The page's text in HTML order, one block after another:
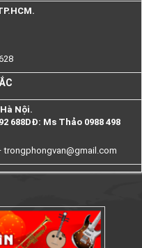
Nội.
688DĐ: Ms Thảo 0988 498
trongphongvan@gmail.com